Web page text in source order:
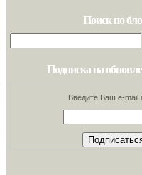
Поиск по
Найти:
Подписка на
Введите Ваш e-mail